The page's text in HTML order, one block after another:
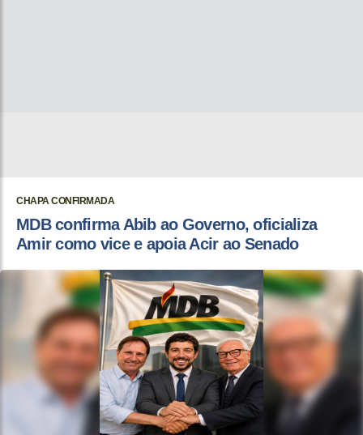
CHAPA CONFIRMADA
MDB confirma Abib ao Governo, oficializa
Amir como vice e apoia Acir ao Senado